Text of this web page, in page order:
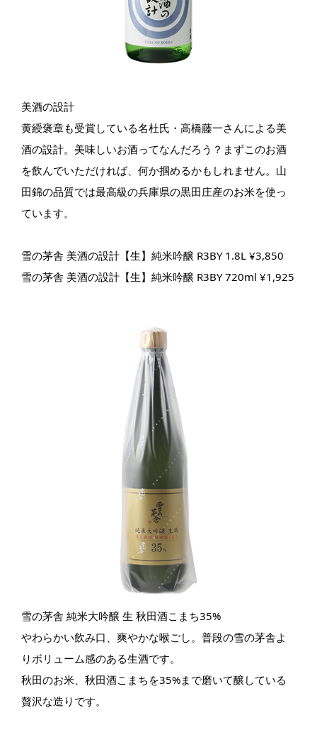
美酒の設計
黄綬褒章も受賞している名杜氏・高橋藤一さんによる美
酒の設計。美味しいお酒ってなんだろう？まずこのお酒
を飲んでいただければ、何か掴めるかもしれません。山
田錦の品質では最高級の兵庫県の黒田庄産のお米を使っ
ています。
雪の茅舎 美酒の設計【生】純米吟醸 R3BY 1.8L ¥3,850
雪の茅舎 美酒の設計【生】純米吟醸 R3BY 720ml ¥1,925
雪の茅舎 純米大吟醸 生 秋田酒こまち35%
やわらかい飲み口、爽やかな喉ごし。普段の雪の茅舎よ
りボリューム感のある生酒です。
秋田のお米、秋田酒こまちを35%まで磨いて醸している
贅沢な造りです。